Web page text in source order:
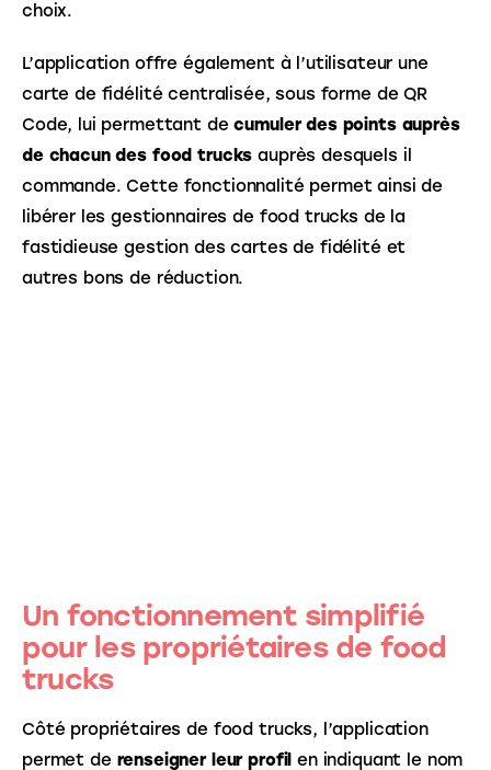
choix.
L’application offre également à l’utilisateur une
carte de fidélité centralisée, sous forme de QR
Code, lui permettant de cumuler des points auprès
de chacun des food trucks auprès desquels il
commande. Cette fonctionnalité permet ainsi de
libérer les gestionnaires de food trucks de la
fastidieuse gestion des cartes de fidélité et
autres bons de réduction.
Un fonctionnement simplifié
pour les propriétaires de food
trucks
Côté propriétaires de food trucks, l’application
permet de renseigner leur profil en indiquant le nom